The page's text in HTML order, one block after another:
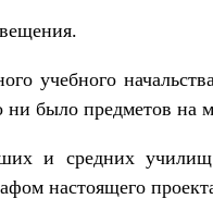
учебного
было предметов на
и средних
настоящего